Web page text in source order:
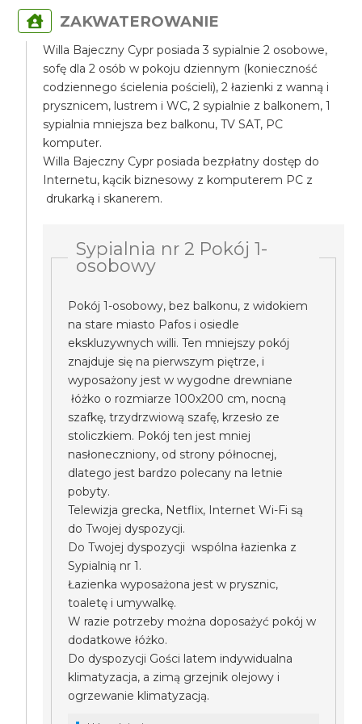
ZAKWATEROWANIE
Willa Bajeczny Cypr posiada 3 sypialnie 2 osobowe,
sofę dla 2 osób w pokoju dziennym (konieczność
codziennego ścielenia pościeli), 2 łazienki z wanną i
prysznicem, lustrem i WC, 2 sypialnie z balkonem, 1
sypialnia mniejsza bez balkonu, TV SAT, PC
komputer.
Willa Bajeczny Cypr posiada bezpłatny dostęp do
Internetu, kącik biznesowy z komputerem PC z
drukarką i skanerem.
Sypialnia nr 2 Pokój 1-
osobowy
Pokój 1-osobowy, bez balkonu, z widokiem
na stare miasto Pafos i osiedle
ekskluzywnych willi. Ten mniejszy pokój
znajduje się na pierwszym piętrze, i
wyposażony jest w wygodne drewniane
łóżko o rozmiarze 100x200 cm, nocną
szafkę, trzydrzwiową szafę, krzesło ze
stoliczkiem. Pokój ten jest mniej
nasłoneczniony, od strony północnej,
dlatego jest bardzo polecany na letnie
pobyty.
Telewizja grecka, Netflix, Internet Wi-Fi są
do Twojej dyspozycji.
Do Twojej dyspozycji wspólna łazienka z
Sypialnią nr 1.
Łazienka wyposażona jest w prysznic,
toaletę i umywalkę.
W razie potrzeby można doposażyć pokój w
dodatkowe łóżko.
Do dyspozycji Gości latem indywidualna
klimatyzacja, a zimą grzejnik olejowy i
ogrzewanie klimatyzacją.